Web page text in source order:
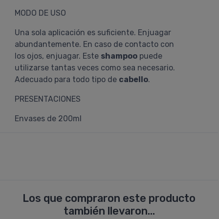
MODO DE USO
Una sola aplicación es suficiente. Enjuagar
abundantemente. En caso de contacto con
los ojos, enjuagar. Este shampoo puede
utilizarse tantas veces como sea necesario.
Adecuado para todo tipo de cabello.
PRESENTACIONES
Envases de 200ml
Los que compraron este producto
también llevaron...